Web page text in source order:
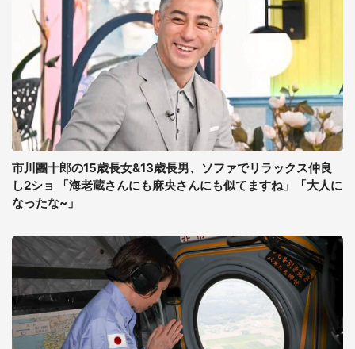
市川團十郎の15歳長女&13歳長男、ソファでリラックス仲良
し2ショ 「海老蔵さんにも麻央さんにも似てますね」「大人に
なったな~」